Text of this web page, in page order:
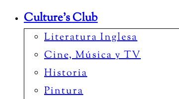
Culture’s Club
Literatura Inglesa
Cine, Música y TV
Historia
Pintura